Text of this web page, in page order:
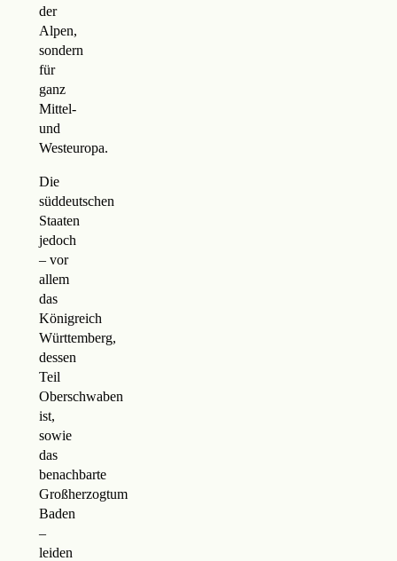
der
Alpen,
sondern
für
ganz
Mittel-
und
Westeuropa.
Die
süddeutschen
Staaten
jedoch
– vor
allem
das
Königreich
Württemberg,
dessen
Teil
Oberschwaben
ist,
sowie
das
benachbarte
Großherzogtum
Baden
–
leiden